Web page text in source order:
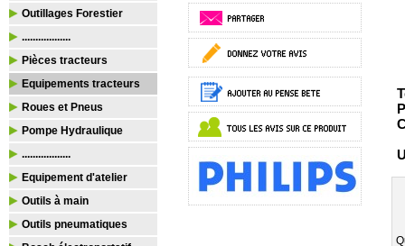
Outillages Forestier
..................
Pièces tracteurs
Equipements tracteurs
Roues et Pneus
Pompe Hydraulique
..................
Equipement d'atelier
Outils à main
Outils pneumatiques